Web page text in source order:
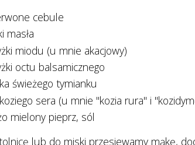
cebule
masła
miodu (u mnie akacjowy)
octu balsamicznego
świeżego tymianku
sera (u mnie "kozia rura" i
mielony pieprz, sól
lub do miski przesiewamy mąkę,